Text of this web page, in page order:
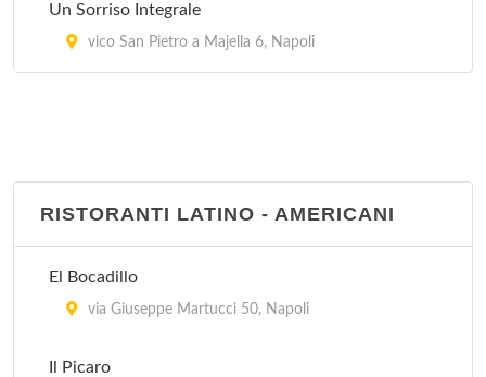
Un Sorriso Integrale
vico San Pietro a Majella 6, Napoli
RISTORANTI LATINO - AMERICANI
El Bocadillo
via Giuseppe Martucci 50, Napoli
Il Picaro